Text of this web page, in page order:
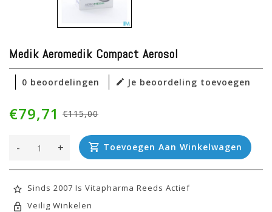
Medik Aeromedik Compact Aerosol
0 beoordelingen Je beoordeling toevoegen
€115,00
€79,71
+
- Toevoegen Aan Winkelwagen
Sinds 2007 Is Vitapharma Reeds Actief
Veilig Winkelen